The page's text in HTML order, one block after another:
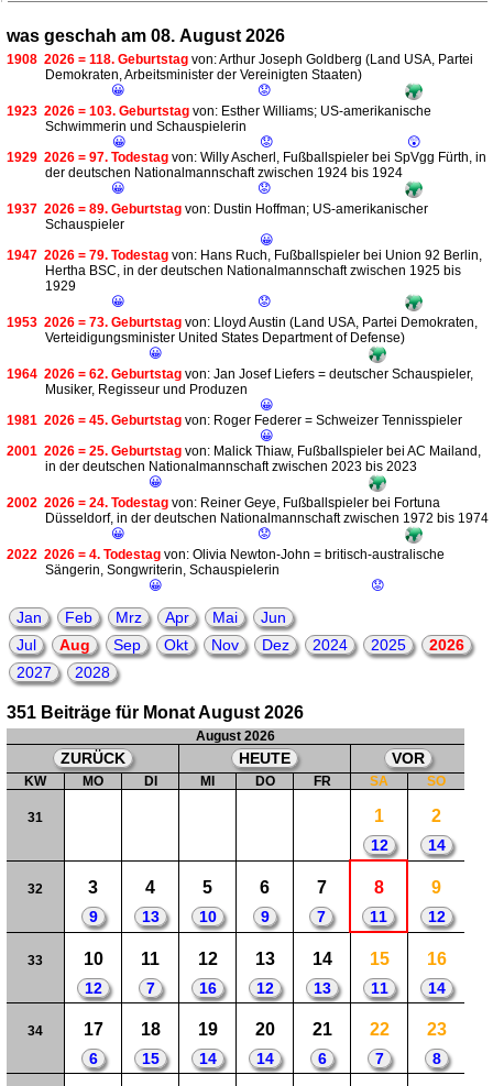
was geschah am 08. August 2026
1908 2026 = 118. Geburtstag von: Arthur Joseph Goldberg (Land USA, Partei
Demokraten, Arbeitsminister der Vereinigten Staaten)
😀
😟
1923 2026 = 103. Geburtstag von: Esther Williams; US-amerikanische
Schwimmerin und Schauspielerin
😀
😟
😲
1929 2026 = 97. Todestag von: Willy Ascherl, Fußballspieler bei SpVgg Fürth, in
der deutschen Nationalmannschaft zwischen 1924 bis 1924
😀
😟
1937 2026 = 89. Geburtstag von: Dustin Hoffman; US-amerikanischer
Schauspieler
😀
1947 2026 = 79. Todestag von: Hans Ruch, Fußballspieler bei Union 92 Berlin,
Hertha BSC, in der deutschen Nationalmannschaft zwischen 1925 bis
1929
😀
😟
1953 2026 = 73. Geburtstag von: Lloyd Austin (Land USA, Partei Demokraten,
Verteidigungsminister United States Department of Defense)
😀
1964 2026 = 62. Geburtstag von: Jan Josef Liefers = deutscher Schauspieler,
Musiker, Regisseur und Produzen
😀
1981 2026 = 45. Geburtstag von: Roger Federer = Schweizer Tennisspieler
😀
2001 2026 = 25. Geburtstag von: Malick Thiaw, Fußballspieler bei AC Mailand,
in der deutschen Nationalmannschaft zwischen 2023 bis 2023
😀
2002 2026 = 24. Todestag von: Reiner Geye, Fußballspieler bei Fortuna
Düsseldorf, in der deutschen Nationalmannschaft zwischen 1972 bis 1974
😀
😟
2022 2026 = 4. Todestag von: Olivia Newton-John = britisch-australische
Sängerin, Songwriterin, Schauspielerin
😀
😟
Jan Feb Mrz Apr Mai
Jun
Jul
Aug Sep Okt Nov Dez 2024 2025
2026
2027
2028
351 Beiträge für Monat August 2026
August 2026
ZURÜCK HEUTE VOR
KW MO DI MI DO FR SA SO
31 1
12
2
14
32 3
9
4
13
5
10
6
9
7
7
8
11
9
12
33 10
12
11
7
12
16
13
12
14
13
15
11
16
14
34 17
6
18
15
19
14
20
14
21
6
22
7
23
8